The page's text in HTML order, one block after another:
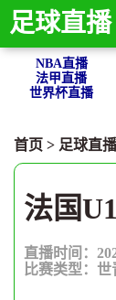
足球直播
NBA直播
法甲直播
世界杯直播
首页 > 足球直播
法国
直播时间：
比赛类型： 世